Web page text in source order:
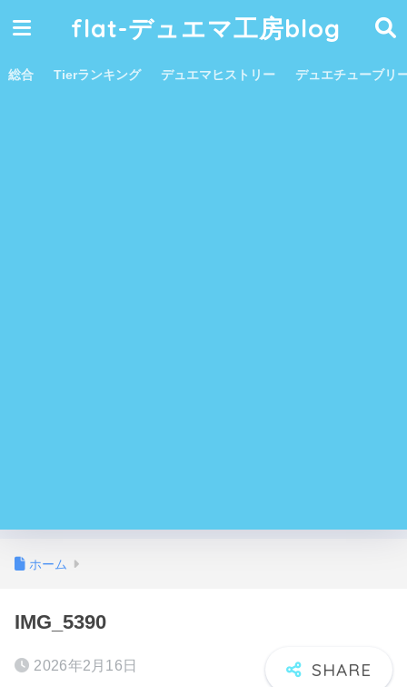
flat-デュエマ工房blog
総合 Tierランキング デュエマヒストリー デュエチューブリ
ホーム
IMG_5390
2026年2月16日